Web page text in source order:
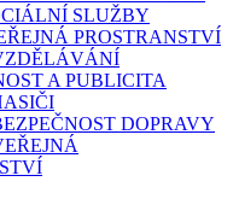
SLUŽBY
PROSTRANSTVÍ
A PUBLICITA
DOPRAVY